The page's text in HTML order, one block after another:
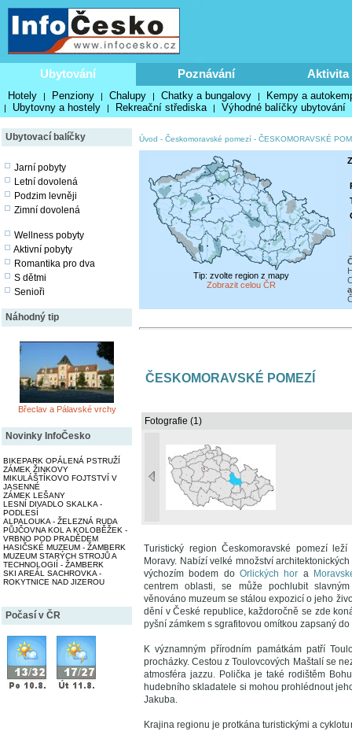
Ubytování Poznávání Aktivita
Hotely | Penziony | Chalupy | Chatky a bungalovy | Kempy a
| Ubytovny a hostely | Rekreační střediska | Výhodné balíčky ubytování
Ubytovací balíčky
Jarní pobyty
Letní dovolená
Podzim levněji
Zimní dovolená
Wellness pobyty
Aktivní pobyty
Romantika pro dva
S dětmi
Senioři
Náhodný tip
Břeclav a Pálavské vrchy
Novinky InfoČesko
BIKEPARK OPÁLENÁ PSTRUŽÍ
ZÁMEK ŽINKOVY
MIKULÁŠTÍKOVO FOJTSTVÍ V
JASENNÉ
ZÁMEK LEŠANY
LESNÍ DIVADLO SKALKA -
PODLESÍ
ALPALOUKA - ŽELEZNÁ RUDA
PŮJČOVNA KOL A KOLOBĚŽEK -
VRBNO POD PRADĚDEM
HASIČSKÉ MUZEUM - ŽAMBERK
MUZEUM STARÝCH STROJŮ A
TECHNOLOGIÍ - ŽAMBERK
SKI AREÁL SACHROVKA -
ROKYTNICE NAD JIZEROU
Počasí v ČR
Úvod - Českomoravské pomezí - ČESKOMORAVSKÉ
Tip: zvolte region z mapy
Zobrazit celou ČR
ČESKOMORAVSKÉ POMEZÍ
Fotografie (1)
Turistický region Českomoravské pomezí
Moravy. Nabízí velké množství
výchozím bodem do Orlických hor a
centrem oblasti, se může pochlubit
věnováno muzeum se stálou expozicí o jeho
dění v České republice, každoročně se zde
pyšní zámkem s sgrafitovou omítkou zapsaný
K významným přírodním památkám patří
procházky. Cestou z Toulovcových Maštalí se
atmosféra jazzu. Polička je také rodištěm
hudebního skladatele si mohou prohlédnout
Jakuba.
Krajina regionu je protkána turistickými a